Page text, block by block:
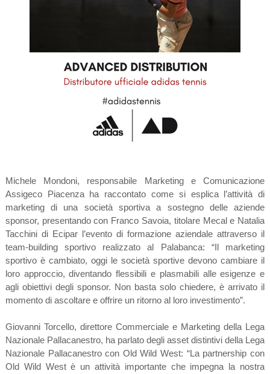
Michele Mondoni, responsabile Marketing e Comunicazione
Assigeco Piacenza ha raccontato come si esplica l’attività di
marketing di una società sportiva a sostegno delle aziende
sponsor, presentando con Franco Savoia, titolare Mecal e Natalia
Tacchini di Ecipar l’evento di formazione aziendale attraverso il
team-building sportivo realizzato al Palabanca: “Il marketing
sportivo è cambiato, oggi le società sportive devono cambiare il
loro approccio, diventando flessibili e plasmabili alle esigenze e
agli obiettivi degli sponsor. Non basta solo chiedere, è arrivato il
momento di ascoltare e offrire un ritorno al loro investimento”.
Giovanni Torcello, direttore Commerciale e Marketing della Lega
Nazionale Pallacanestro, ha parlato degli asset distintivi della Lega
Nazionale Pallacanestro con Old Wild West: “La partnership con
Old Wild West è un attività importante che impegna la nostra